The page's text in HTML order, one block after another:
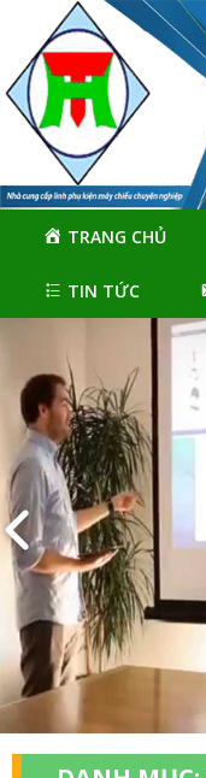
navigation
content
TRANG CHỦ
TIN TỨC